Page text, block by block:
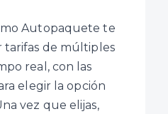
Autopaquete te
tarifas de múltiples
real, con las
elegir la opción
vez que elijas,